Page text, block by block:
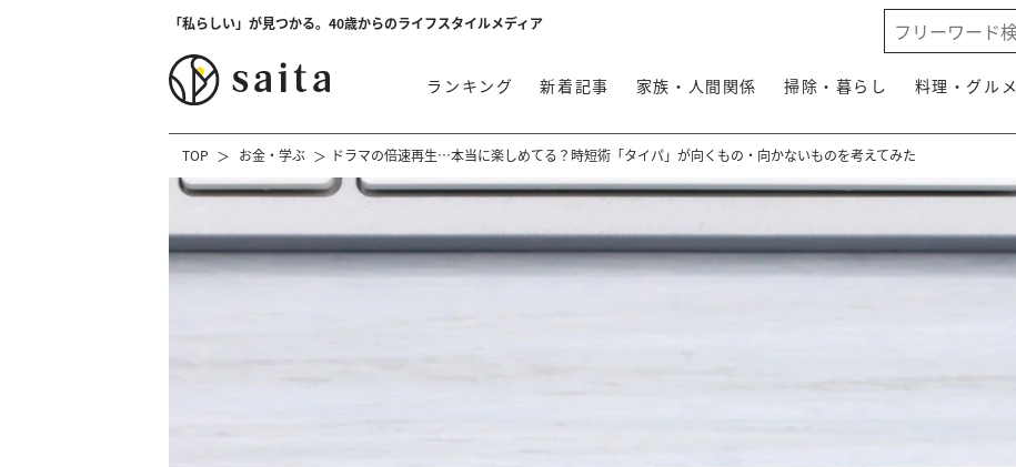
「私らしい」が見つかる。40歳からのライフスタイルメディア
ランキング 新着記事 家族・人間関係 掃除・暮らし 料理・グルメ
TOP お金・学ぶ ドラマの倍速再生…本当に楽しめてる？時短術「タイパ」が向くもの・向かないものを考えてみた